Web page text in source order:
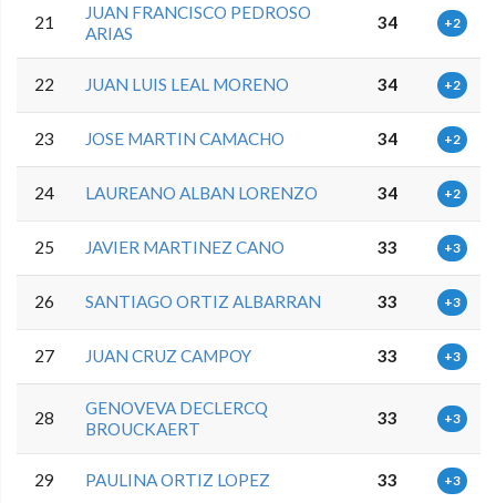
21
JUAN FRANCISCO PEDROSO
ARIAS
34 +2
22 JUAN LUIS LEAL MORENO 34 +2
23 JOSE MARTIN CAMACHO 34 +2
24 LAUREANO ALBAN LORENZO 34 +2
25 JAVIER MARTINEZ CANO 33 +3
26 SANTIAGO ORTIZ ALBARRAN 33 +3
27 JUAN CRUZ CAMPOY 33 +3
28
GENOVEVA DECLERCQ
BROUCKAERT
33 +3
29 PAULINA ORTIZ LOPEZ 33 +3